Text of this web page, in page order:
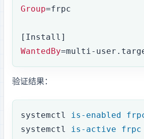
Group=frpc
[Install]
WantedBy=multi-
验证结果：
systemctl is-enabled
systemctl
is-active frpc